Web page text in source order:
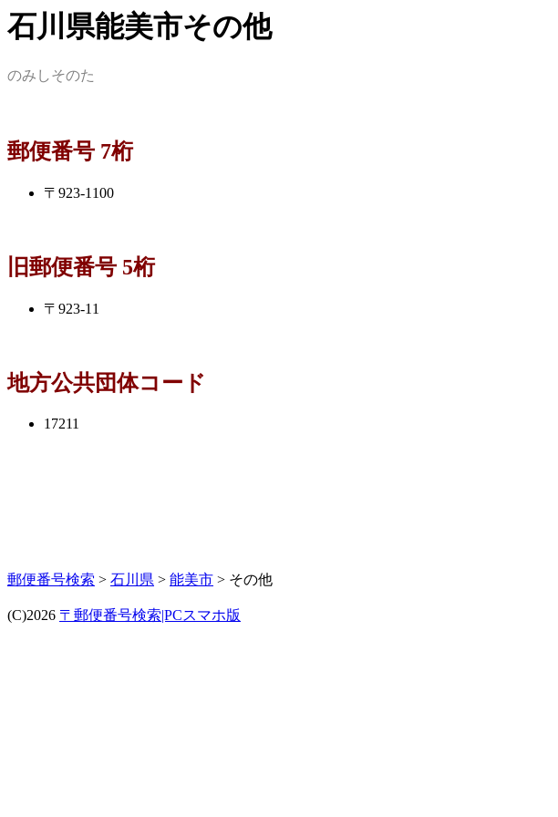
石川県能美市その他
のみしそのた
郵便番号 7桁
〒923-1100
旧郵便番号 5桁
〒923-11
地方公共団体コード
17211
郵便番号検索 > 石川県 > 能美市 > その他
(C)2026 〒郵便番号検索|PCスマホ版